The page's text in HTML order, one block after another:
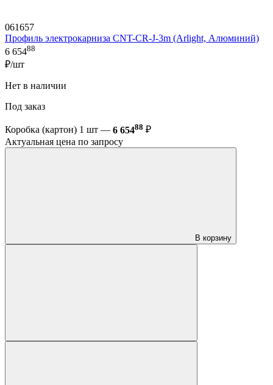
061657
Профиль электрокарниза CNT-CR-J-3m (Arlight, Алюминий)
6 65488
₽/шт
Нет в наличии
Под заказ
Коробка (картон) 1 шт — 6 65488 ₽
Актуальная цена по запросу
В корзину